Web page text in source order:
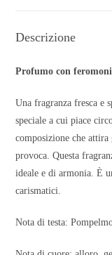
Descrizione
Profumo con
Una fragranza fresca e
speciale a cui piace
composizione che
provoca. Questa
ideale e di armonia. È
carismatici.
Nota di testa: